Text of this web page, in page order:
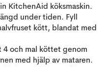
KitchenAid köksmaskin.
under tiden. Fyll
kött, blandat med
4 och mal köttet genom
med hjälp av mataren.